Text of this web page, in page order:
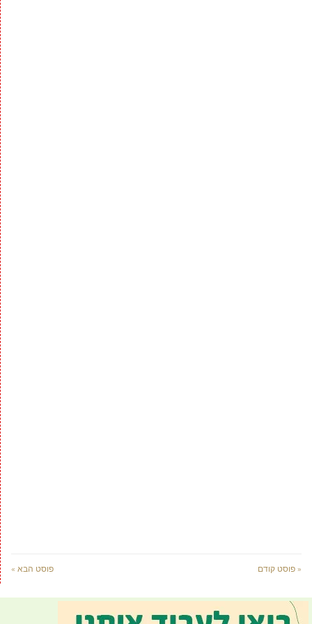
« פוסט קודם פוסט הבא »